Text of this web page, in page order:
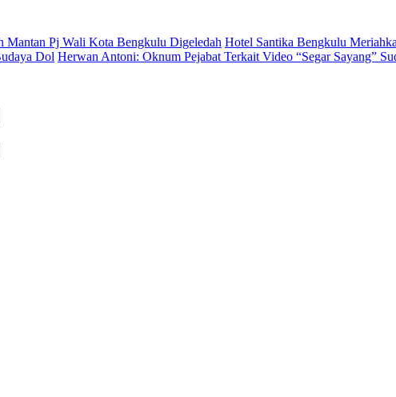
Mantan Pj Wali Kota Bengkulu Digeledah Hotel Santika Bengkulu
Dol Herwan Antoni: Oknum Pejabat Terkait Video “Segar Sayang”